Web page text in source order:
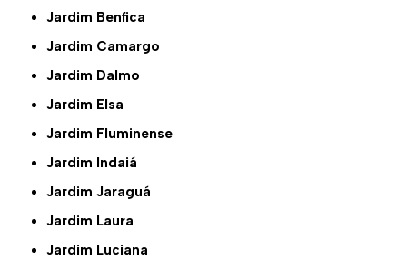
Jardim Benfica
Jardim Camargo
Jardim Dalmo
Jardim Elsa
Jardim Fluminense
Jardim Indaiá
Jardim Jaraguá
Jardim Laura
Jardim Luciana